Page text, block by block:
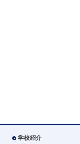
学校紹介